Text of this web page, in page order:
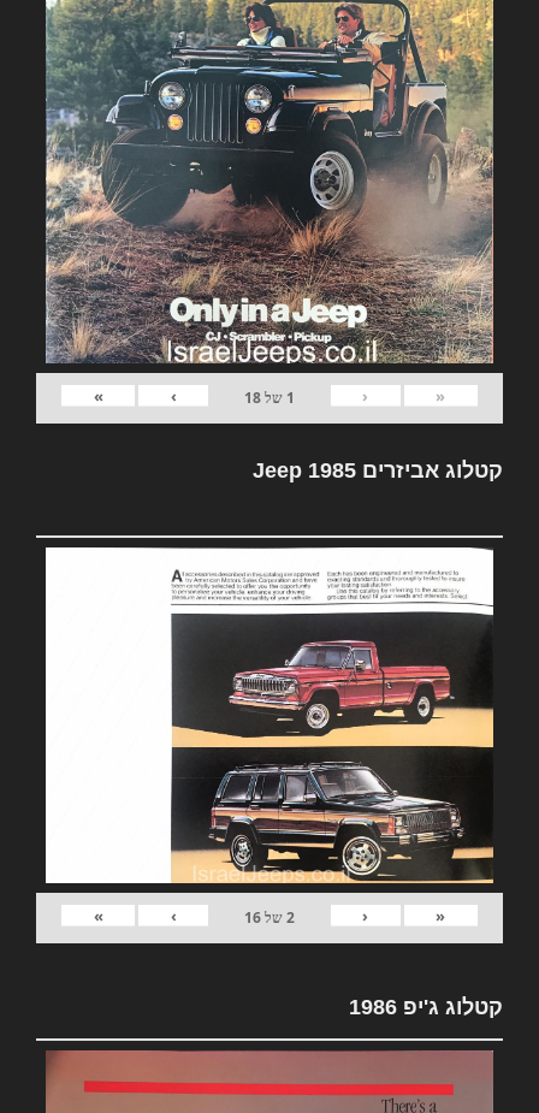
«
‹
1 של18
›
»
קטלוג אביזרים Jeep 1985
«
‹
2של16
›
»
קטלוג ג'יפ 1986